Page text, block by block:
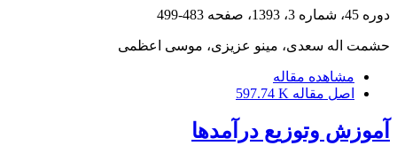
دوره 45، شماره 3، 1393، صفحه 483-499
حشمت اله سعدی، مینو عزیزی، موسی اعظمی
مشاهده مقاله
اصل مقاله 597.74 K
آموزش وتوزیع درآمدها